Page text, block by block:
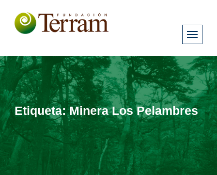
Etiqueta:Minera Los Pelambres